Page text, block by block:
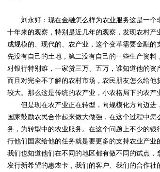
刘永好：现在金融怎么样为农业服务这是一个
十年来的观察，特别是近几年的观察，发现农村
成规模的、现代的、农产业，这个变革需要金融
先没有自己的土地，第二没有自己的一些生产资
对银行特别难，一家贷三万、五万，谁知道他的
而且对完全不了解的农村市场，农民朋友怎么给
较大。那么这是传统的农产业，小农格局下的农产
但是现在农产业正在转型，向规模化方向迈进
国家鼓励农民合作起来做大做强，在这个过程中
务，为转型中的农业服务。在这个问题上不少的
行他们国家给他的任务就是要更多的支持农业产
我们也知道他们在不同的地区都有做不同的试点
发行新希望的惠农卡，我们的客户、我们的合作